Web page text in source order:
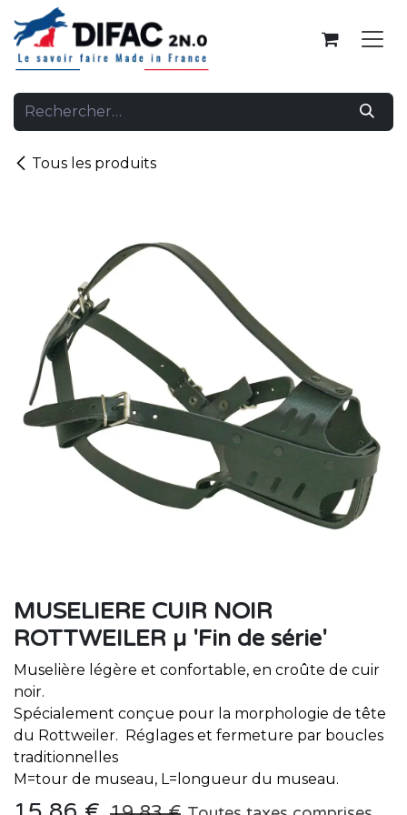
Se rendre au contenu
Tous les produits
MUSELIERE CUIR NOIR
ROTTWEILER µ 'Fin de série'
Muselière légère et confortable, en croûte de cuir
noir.
Spécialement conçue pour la morphologie de tête
du Rottweiler. Réglages et fermeture par boucles
traditionnelles
M=tour de museau, L=longueur du museau.